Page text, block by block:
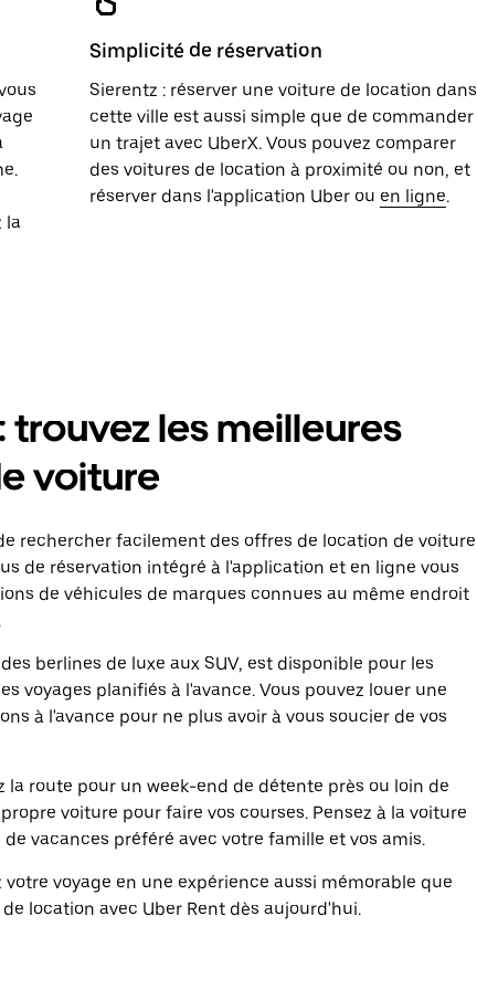
la
Simplicité de réservation
Sierentz : réserver une voiture de location dans
cette ville est aussi simple que de commander
un trajet avec UberX. Vous pouvez comparer
des voitures de location à proximité ou non, et
réserver dans l'application Uber ou en ligne.
trouvez les meilleures
voiture
rechercher facilement des offres de location de voiture
de réservation intégré à l'application et en ligne vous
de véhicules de marques connues au même endroit
berlines de luxe aux SUV, est disponible pour les
voyages planifiés à l'avance. Vous pouvez louer une
à l'avance pour ne plus avoir à vous soucier de vos
la route pour un week-end de détente près ou loin de
voiture pour faire vos courses. Pensez à la voiture
vacances préféré avec votre famille et vos amis.
voyage en une expérience aussi mémorable que
location avec Uber Rent dès aujourd'hui.